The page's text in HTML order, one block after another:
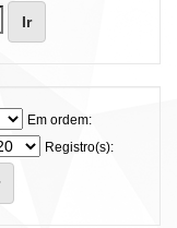
Em ordem:
Registro(s):